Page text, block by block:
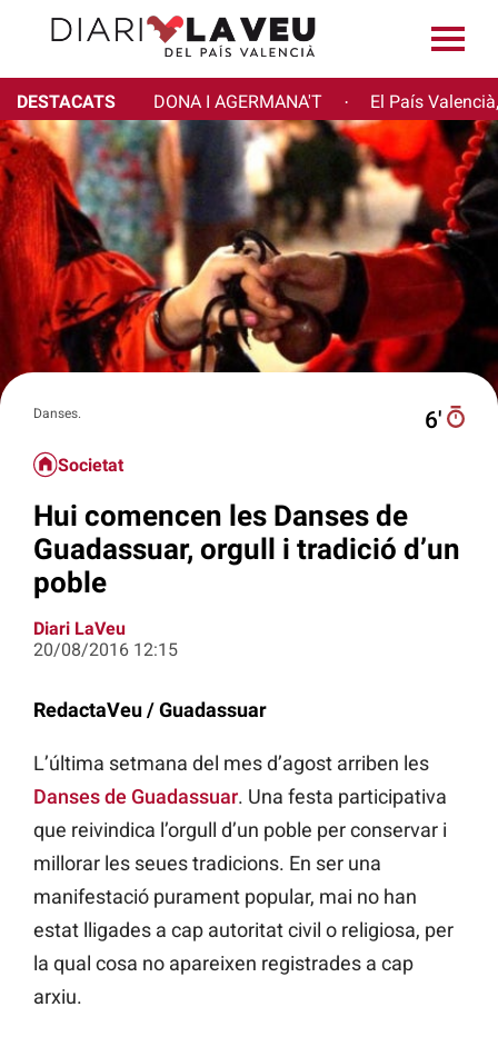
DESTACATS DONA I AGERMANA'T · El País
Danses. 6′
Societat
Hui comencen les Danses de
Guadassuar, orgull i tradició d’un
poble
Diari LaVeu
20/08/2016 12:15
RedactaVeu / Guadassuar
L’última setmana del mes d’agost arriben les
Danses de Guadassuar. Una festa participativa
que reivindica l’orgull d’un poble per conservar i
millorar les seues tradicions. En ser una
manifestació purament popular, mai no han
estat lligades a cap autoritat civil o religiosa, per
la qual cosa no apareixen registrades a cap
arxiu.